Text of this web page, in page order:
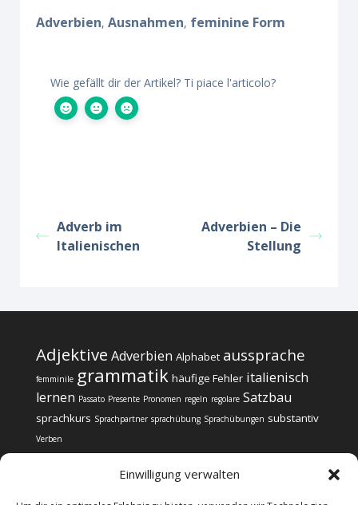
Einwilligung verwalten
Adverbien, Ausnahmen, feminine Form
Wie gefällt dir der Artikel? Ti piace l'articolo?
Adverb im
Italienischen
Adverbien – Die
Stellung
Adjektive Adverbien Alphabet aussprache
femminile grammatik häufige Fehler italienisch
lernen Passato Presente Pronomen regeln regolare Satzbau
sprachkurs Sprachpartner sprachübung Sprachübungen substantiv
Verben